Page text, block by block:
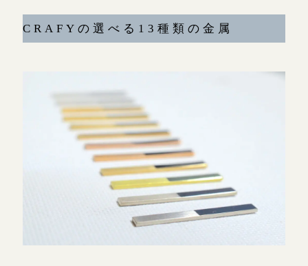
CRAFYの選べる13種類の金属